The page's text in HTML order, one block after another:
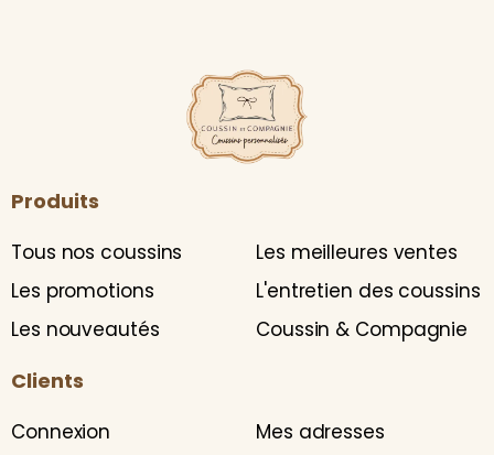
Produits
Tous nos coussins
Les promotions
Les nouveautés
Les meilleures ventes
L'entretien des coussins
Coussin & Compagnie
Clients
Connexion
Mes adresses